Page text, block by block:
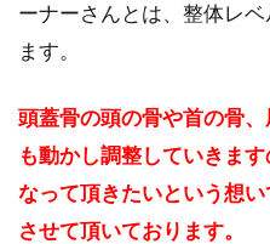
ーナーさんとは、整体レ
ます。
頭蓋骨の頭の骨や首の骨
も動かし調整していきま
なって頂きたいという想
させて頂いております。